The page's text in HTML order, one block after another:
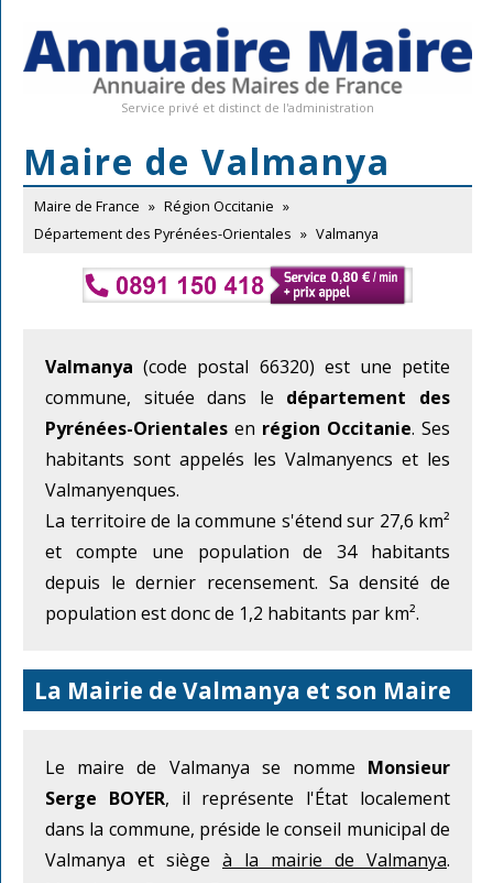
Service privé et distinct de l'administration
Maire de Valmanya
Maire de France » Région Occitanie »
Département des Pyrénées-Orientales » Valmanya
Valmanya (code postal 66320) est une petite
commune, située dans le département des
Pyrénées-Orientales en région Occitanie. Ses
habitants sont appelés les Valmanyencs et les
Valmanyenques.
La territoire de la commune s'étend sur 27,6 km²
et compte une population de 34 habitants
depuis le dernier recensement. Sa densité de
population est donc de 1,2 habitants par km².
La Mairie de Valmanya et son Maire
Le maire de Valmanya se nomme Monsieur
Serge BOYER, il représente l'État localement
dans la commune, préside le conseil municipal de
Valmanya et siège à la mairie de Valmanya.